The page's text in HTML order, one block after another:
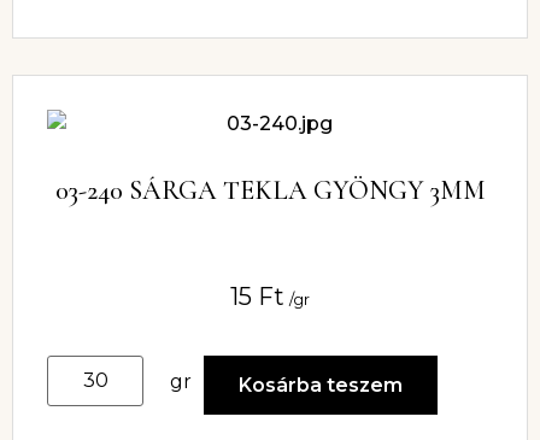
03-240 SÁRGA TEKLA GYÖNGY 3MM
15 Ft /gr
gr Kosárba teszem